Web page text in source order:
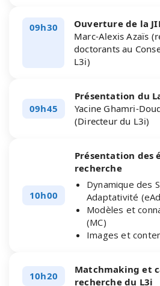
09h30
Ouverture de la
Marc-Alexis Azaïs
doctorants au
L3i)
09h45
Présentation du
Yacine Ghamri-
(Directeur du L3i)
10h00
Présentation des
recherche
Dynamique des
Adaptativité
Modèles et
(MC)
Images et
10h20
Matchmaking et
recherche du L3i